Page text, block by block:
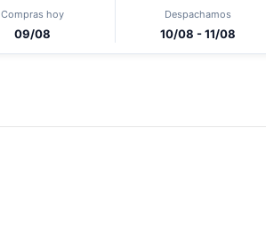
Compras hoy
09/08
Despachamos
10/08 - 11/08